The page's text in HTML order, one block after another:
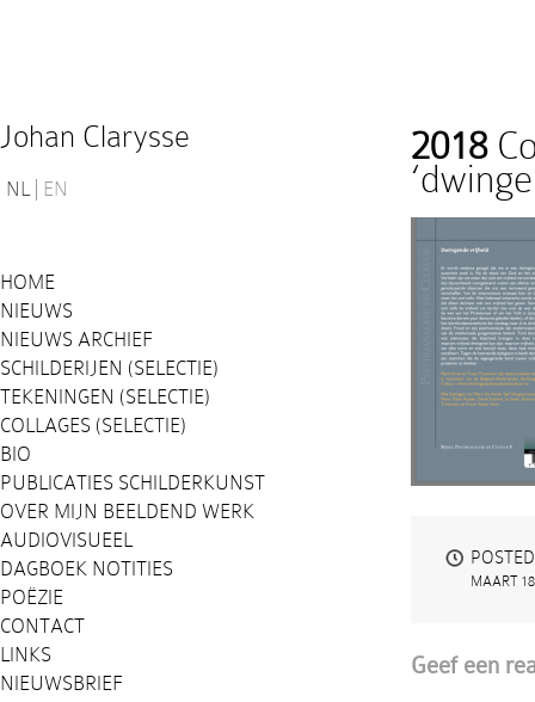
Johan Clarysse
NL EN
HOME
NIEUWS
NIEUWS ARCHIEF
SCHILDERIJEN (SELECTIE)
TEKENINGEN (SELECTIE)
COLLAGES (SELECTIE)
BIO
PUBLICATIES SCHILDERKUNST
OVER MIJN BEELDEND WERK
AUDIOVISUEEL
DAGBOEK NOTITIES
POËZIE
CONTACT
LINKS
NIEUWSBRIEF
2018
MAART
Geef een